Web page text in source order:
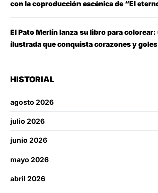
con la coproducción escénica de “El
El Pato Merlín lanza su libro para
ilustrada que conquista corazones y
HISTORIAL
agosto 2026
julio 2026
junio 2026
mayo 2026
abril 2026